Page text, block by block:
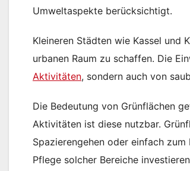
Umweltaspekte berücksichtigt.
Kleineren Städten wie Kassel und
urbanen Raum zu schaffen. Die
Aktivitäten, sondern auch von
Die Bedeutung von Grünflächen
Aktivitäten ist diese nutzbar.
Spazierengehen oder einfach
Pflege solcher Bereiche